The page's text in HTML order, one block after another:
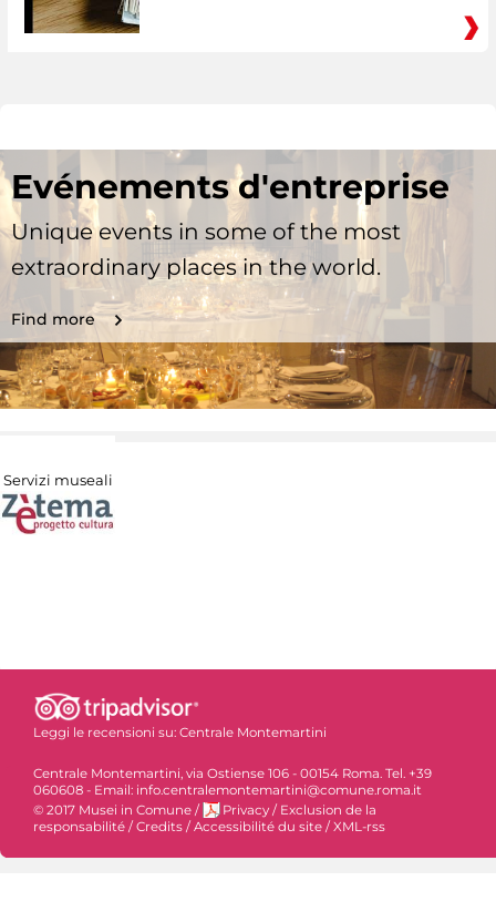
Evénements d'entreprise
Unique events in some of the most
extraordinary places in the world.
Find more
Servizi museali
Leggi le recensioni su: Centrale Montemartini
Centrale Montemartini, via Ostiense 106 - 00154 Roma. Tel. +39
060608 - Email: info.centralemontemartini@comune.roma.it
© 2017 Musei in Comune / Privacy / Exclusion de la
responsabilité / Credits / Accessibilité du site / XML-rss